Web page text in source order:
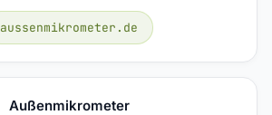
aussenmikrometer.de
Außenmikrometer